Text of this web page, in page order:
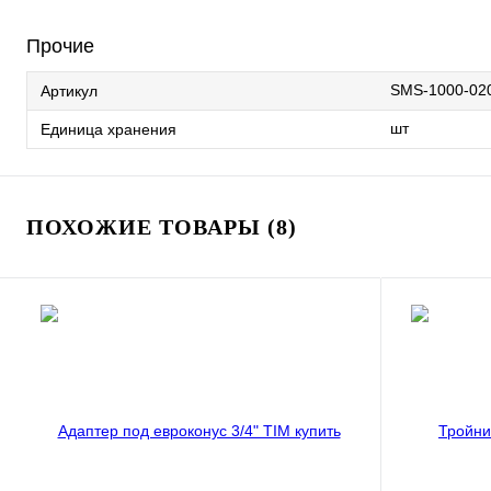
Прочие
Артикул SMS-1000-
Единица хранения шт
ПОХОЖИЕ ТОВАРЫ (8)